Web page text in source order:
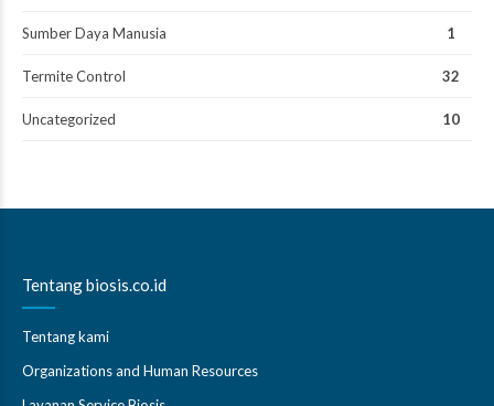
Sumber Daya Manusia 1
Termite Control 32
Uncategorized 10
Tentang biosis.co.id
Tentang kami
Organizations and Human Resources